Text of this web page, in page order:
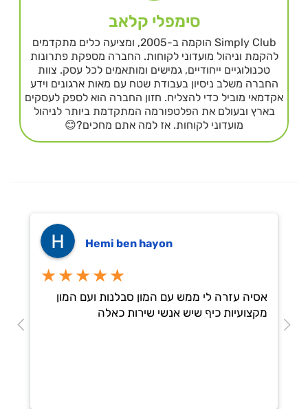
סימפלי קלאב
Simply Club הוקמה ב-2005, ומציעה כלים מתקדמים
להקמת וניהול מועדוני לקוחות. החברה מספקת פתרונות
טכנולוגיים ייחודיים, גמישים ומותאמים לכל עסק. צוות
החברה משלב ניסיון בעבודת שטח עם מאות ארגונים וידע
אקדמאי מוביל כדי להצליח. חזון החברה הוא לספק לעסקים
בארץ ובעולם את הפלטפורמה המתקדמת ביותר לניהול
מועדוני לקוחות. אז למה אתם מחכים?😊
Hemi ben hayon
★★★★★
אסיה עזרה לי ממש עם המון סבלנות ועם המון
מקצועיות כיף שיש אנשי שירות כאלה